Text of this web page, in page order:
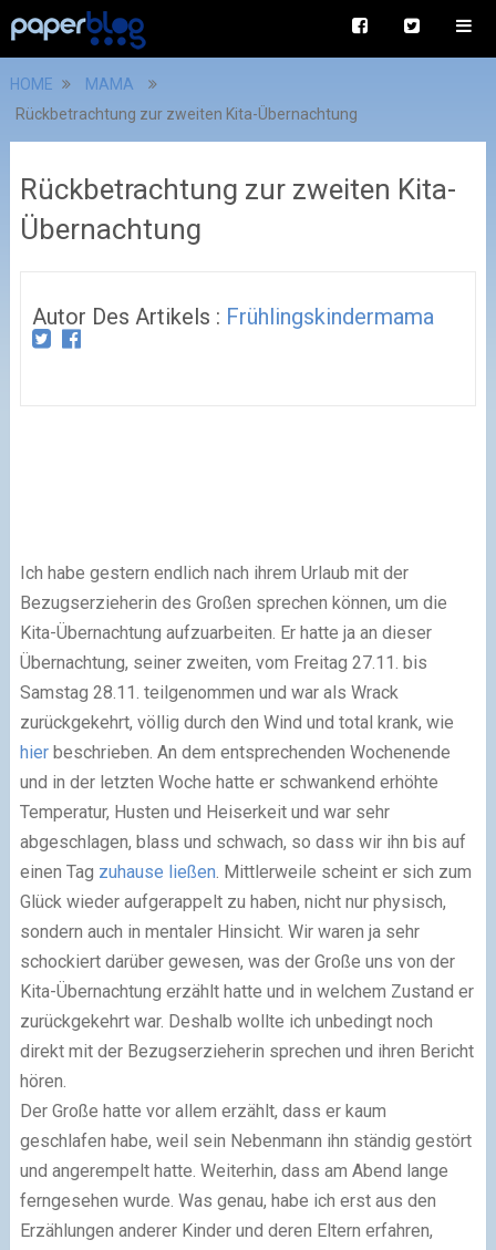
HOME
MAMA
Rückbetrachtung zur zweiten Kita-Übernachtung
Rückbetrachtung zur zweiten Kita-
Übernachtung
Autor Des Artikels : Frühlingskindermama
Ich habe gestern endlich nach ihrem Urlaub mit der
Bezugserzieherin des Großen sprechen können, um die
Kita-Übernachtung aufzuarbeiten. Er hatte ja an dieser
Übernachtung, seiner zweiten, vom Freitag 27.11. bis
Samstag 28.11. teilgenommen und war als Wrack
zurückgekehrt, völlig durch den Wind und total krank, wie
hierbeschrieben. An dem entsprechenden Wochenende
und in der letzten Woche hatte er schwankend erhöhte
Temperatur, Husten und Heiserkeit und war sehr
abgeschlagen, blass und schwach, so dass wir ihn bis auf
einen Tag zuhause ließen. Mittlerweile scheint er sich zum
Glück wieder aufgerappelt zu haben, nicht nur physisch,
sondern auch in mentaler Hinsicht. Wir waren ja sehr
schockiert darüber gewesen, was der Große uns von der
Kita-Übernachtung erzählt hatte und in welchem Zustand er
zurückgekehrt war. Deshalb wollte ich unbedingt noch
direkt mit der Bezugserzieherin sprechen und ihren Bericht
hören.
Der Große hatte vor allem erzählt, dass er kaum
geschlafen habe, weil sein Nebenmann ihn ständig gestört
und angerempelt hatte. Weiterhin, dass am Abend lange
ferngesehen wurde. Was genau, habe ich erst aus den
Erzählungen anderer Kinder und deren Eltern erfahren,